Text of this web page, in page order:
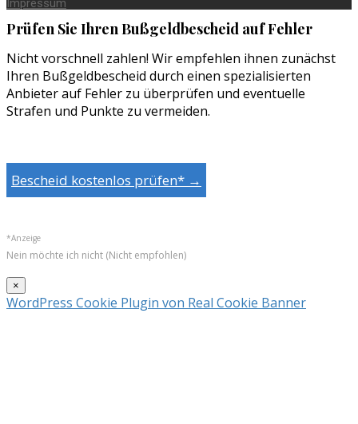
Impressum
Prüfen Sie Ihren Bußgeldbescheid auf Fehler
Nicht vorschnell zahlen! Wir empfehlen ihnen zunächst
Ihren Bußgeldbescheid durch einen spezialisierten
Anbieter auf Fehler zu überprüfen und eventuelle
Strafen und Punkte zu vermeiden.
Bescheid kostenlos prüfen* →
*Anzeige
Nein möchte ich nicht (Nicht empfohlen)
×
WordPress Cookie Plugin von Real Cookie Banner